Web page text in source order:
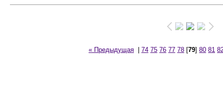
« Предыдущая 74 75 76 77 78 [79] 80 81